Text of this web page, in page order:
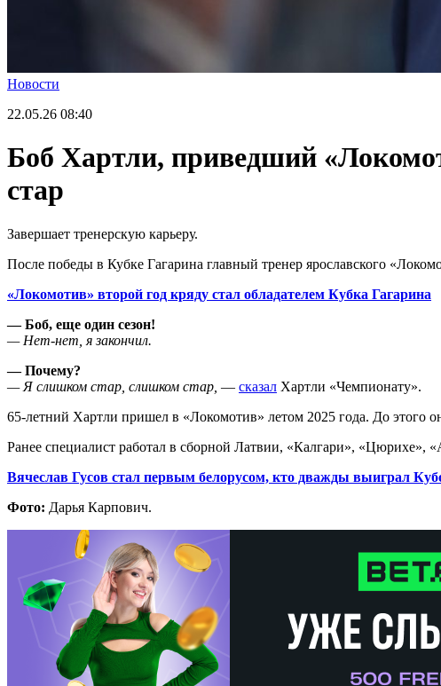
Новости
22.05.26 08:40
Боб Хартли, приведший
стар
Завершает тренерскую карьеру.
После победы в Кубке Гагарина главный тренер ярославского
«Локомотив» второй год кряду стал обладателем Кубка Гагарина
— Боб, еще один сезон!
— Нет-нет, я закончил.
— Почему?
— Я слишком стар, слишком стар, — сказал Хартли «Чемпионату».
65-летний Хартли пришел в «Локомотив» летом 2025 года. До этого
Ранее специалист работал в сборной Латвии, «Калгари»,
Вячеслав Гусов стал первым белорусом, кто дважды выиграл
Фото: Дарья Карпович.